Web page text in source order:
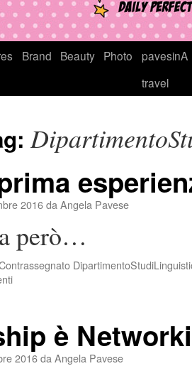
Brand Beauty Photo
pavesinA
travel
2016da Angela Pavese
però…
è
2016da Angela Pavese